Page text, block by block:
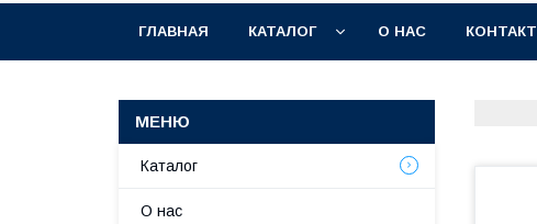
ГЛАВНАЯ КАТАЛОГ О НАС
Каталог
О нас